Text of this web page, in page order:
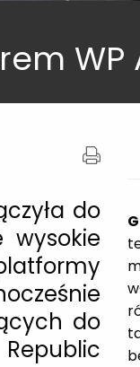
WP
do
wysokie
do